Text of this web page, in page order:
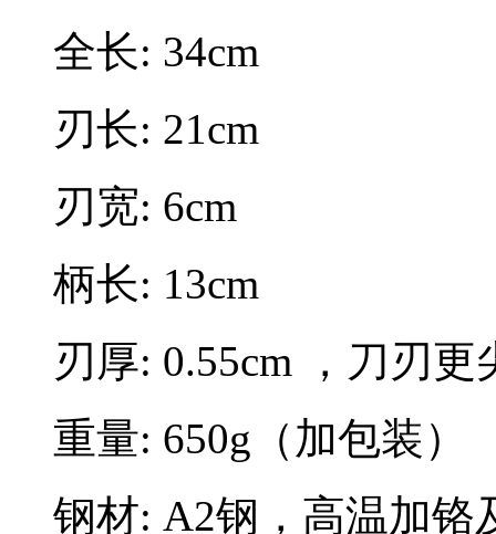
全长: 34cm
刃长: 21cm
刃宽: 6cm
柄长: 13cm
刃厚: 0.55cm ，刀刃更
重量: 650g（加包装）
钢材: A2钢，高温加铬